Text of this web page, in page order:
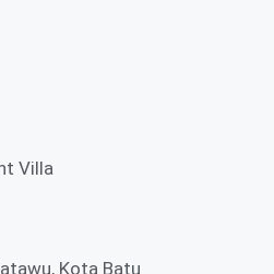
Villa
Kota Batu